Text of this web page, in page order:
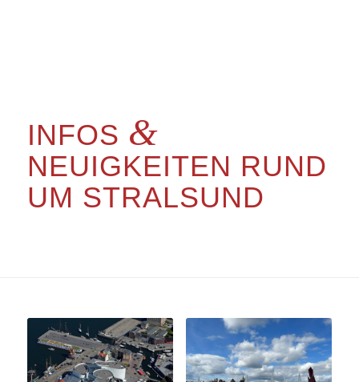
INFOS &
NEUIGKEITEN RUND
UM STRALSUND